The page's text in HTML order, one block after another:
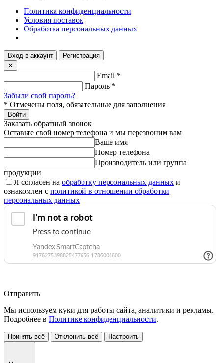
Политика конфиденциальности
Условия поставок
Обработка персональных данных
Вход в аккаунт
Регистрация
✕
Email *
Пароль *
Забыли свой пароль?
* Отмечены поля, обязательные для заполнения
Войти
Заказать обратный звонок
Оставьте свой номер телефона и мы перезвоним вам
Ваше имя
Номер телефона
Производитель или группа
продукции
Я согласен на обработку персональных данных и
ознакомлен с политикой в отношении обработки
персональных данных
Отправить
Мы используем куки для работы сайта, аналитики и рекламы.
Подробнее в Политике конфиденциальности.
Принять всё Отклонить всё Настроить